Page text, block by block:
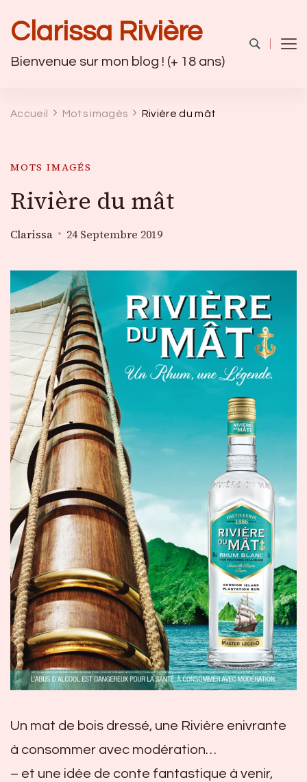
Clarissa Rivière
Bienvenue sur mon blog ! (+ 18 ans)
Accueil Mots imagés Rivière du mât
MOTS IMAGÉS
Rivière du mât
Clarissa 24 Septembre 2019
Un mat de bois dressé, une Rivière enivrante
à consommer avec modération…
– et une idée de conte fantastique à venir,